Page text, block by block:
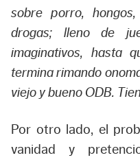
sobre porro,
drogas; lleno de
imaginativos, hasta
termina rimando
viejo y bueno ODB.
Por otro lado, el
vanidad y